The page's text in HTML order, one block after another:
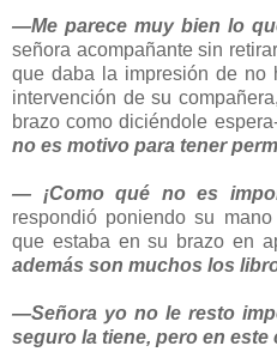
—Me parece muy bien lo
señora acompañante sin
que daba la impresión de no
intervención de su
brazo como diciéndole
no es motivo para tener
— ¡Como qué no es
respondió poniendo su
que estaba en su brazo en
además son muchos los
—Señora yo no le resto
seguro la tiene, pero en este